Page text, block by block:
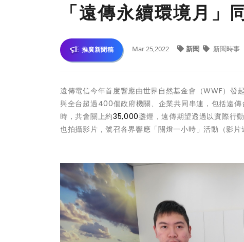
「遠傳永續環境月
推廣新聞稿 Mar 25,2022 新聞 新聞時事
遠傳電信今年首度響應由世界自然基金會（WWF）
與全台超過400個政府機關、企業共同串連，包括遠
時，共會關上約35,000盞燈，遠傳期望透過以實際行
也拍攝影片，號召各界響應「關燈一小時」活動（影片